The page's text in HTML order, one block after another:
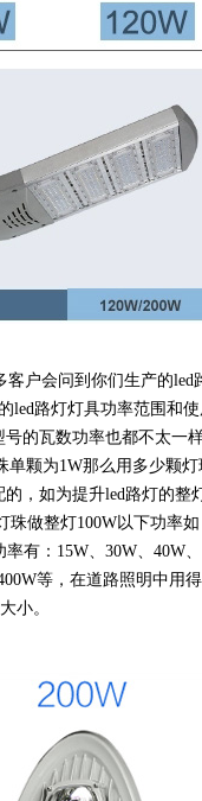
户会问到你们生产的led
led路灯灯具功率范围和
的瓦数功率也都不太一
单颗为1W那么用多少颗灯
，如为提升led路灯的整
珠做整灯100W以下功率如
有：15W、30W、40W、
等，在道路照明中用
小。